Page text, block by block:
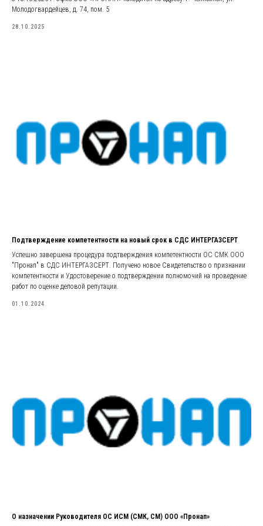
Молодогвардейцев, д. 74, пом. 5
28.10.2025
Подтверждение компетентности на новый срок в СДС ИНТЕРГАЗСЕРТ
Успешно завершена процедура подтверждения компетентности ОС СМК ООО
"Пронап" в СДС ИНТЕРГАЗСЕРТ. Получено новое Свидетельство о признании
компетентности и Удостоверение о подтверждении полномочий на проведение
работ по оценке деловой репутации.
01.10.2024
О назначении Руководителя ОС ИСМ (СМК, СМ) ООО «Пронап»